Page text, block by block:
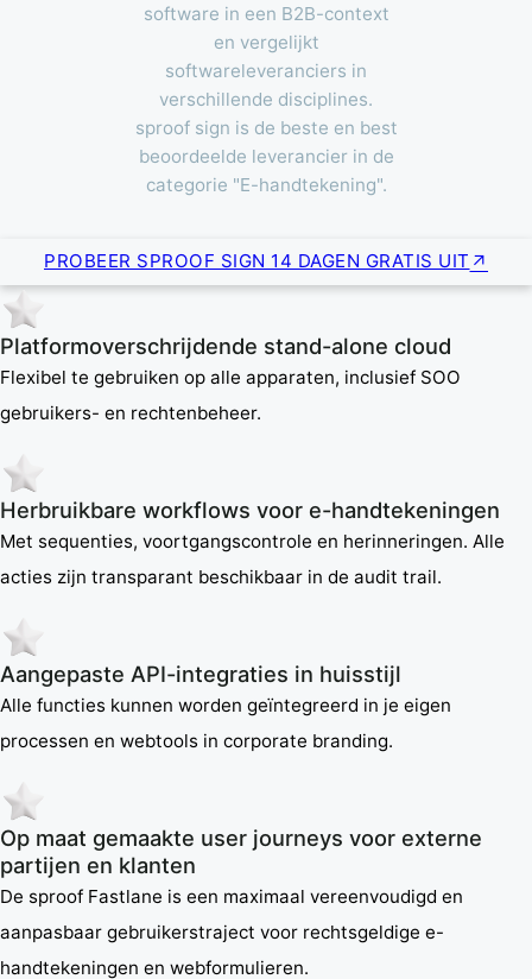
software in een B2B-context
en vergelijkt
softwareleveranciers in
verschillende disciplines.
sproof sign is de beste en best
beoordeelde leverancier in de
categorie "E-handtekening".
PROBEER SPROOF SIGN 14 DAGEN GRATIS UIT
Platformoverschrijdende stand-alone cloud
Flexibel te gebruiken op alle apparaten, inclusief SOO
gebruikers- en rechtenbeheer.
Herbruikbare workflows voor e-handtekeningen
Met sequenties, voortgangscontrole en herinneringen. Alle
acties zijn transparant beschikbaar in de audit trail.
Aangepaste API-integraties in huisstijl
Alle functies kunnen worden geïntegreerd in je eigen
processen en webtools in corporate branding.
Op maat gemaakte user journeys voor externe
partijen en klanten
De sproof Fastlane is een maximaal vereenvoudigd en
aanpasbaar gebruikerstraject voor rechtsgeldige e-
handtekeningen en webformulieren.